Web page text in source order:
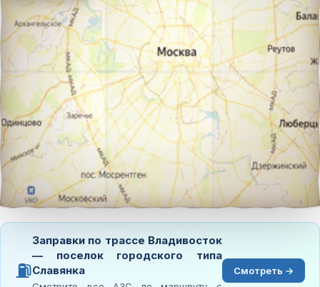
⛽
Заправки по трассе Владивосток
— поселок городского типа
Славянка
Смотреть →